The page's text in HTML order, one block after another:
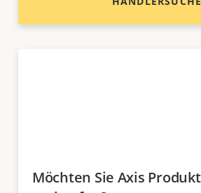
Möchten Sie Axis